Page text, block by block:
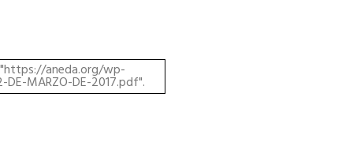
aneda.org/wp-
MARZO-DE-2017.pdf".